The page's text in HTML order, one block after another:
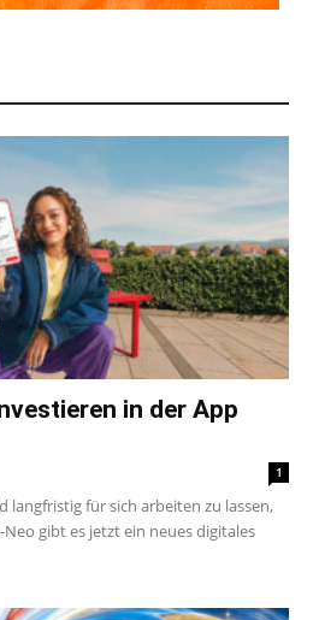
in der App
1
langfristig für sich arbeiten zu lassen,
gibt es jetzt ein neues digitales